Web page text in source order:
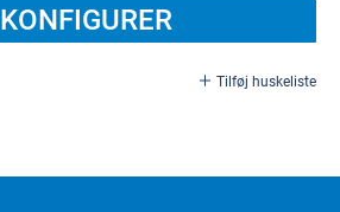
KONFIGURER
Tilføj huskeliste